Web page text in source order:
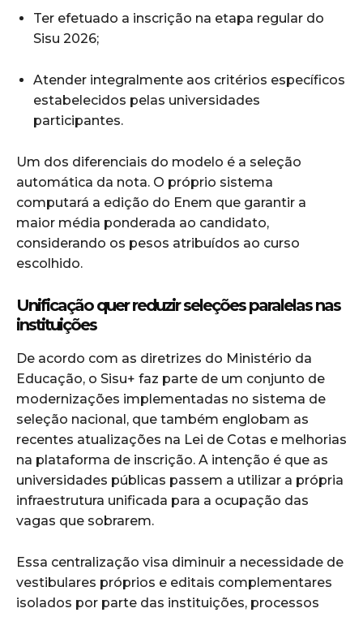
Ter efetuado a inscrição na etapa regular do
Sisu 2026;
Atender integralmente aos critérios específicos
estabelecidos pelas universidades
participantes.
Um dos diferenciais do modelo é a seleção
automática da nota. O próprio sistema
computará a edição do Enem que garantir a
maior média ponderada ao candidato,
considerando os pesos atribuídos ao curso
escolhido.
Unificação quer reduzir seleções paralelas nas
instituições
De acordo com as diretrizes do Ministério da
Educação, o Sisu+ faz parte de um conjunto de
modernizações implementadas no sistema de
seleção nacional, que também englobam as
recentes atualizações na Lei de Cotas e melhorias
na plataforma de inscrição. A intenção é que as
universidades públicas passem a utilizar a própria
infraestrutura unificada para a ocupação das
vagas que sobrarem.
Essa centralização visa diminuir a necessidade de
vestibulares próprios e editais complementares
isolados por parte das instituições, processos